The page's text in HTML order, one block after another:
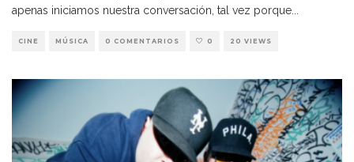
apenas iniciamos nuestra conversación, tal vez porque
CINE MÚSICA 0 COMENTARIOS 0 20 VIEWS